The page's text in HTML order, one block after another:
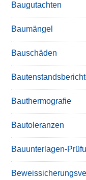
Baugutachten
Baumängel
Bauschäden
Bauthermografie
Bautoleranzen
Bauunterlagen-